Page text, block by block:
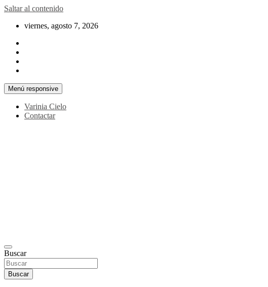
Saltar al contenido
viernes, agosto 7, 2026
Menú responsive
Varinia Cielo
Contactar
Buscar
Buscar